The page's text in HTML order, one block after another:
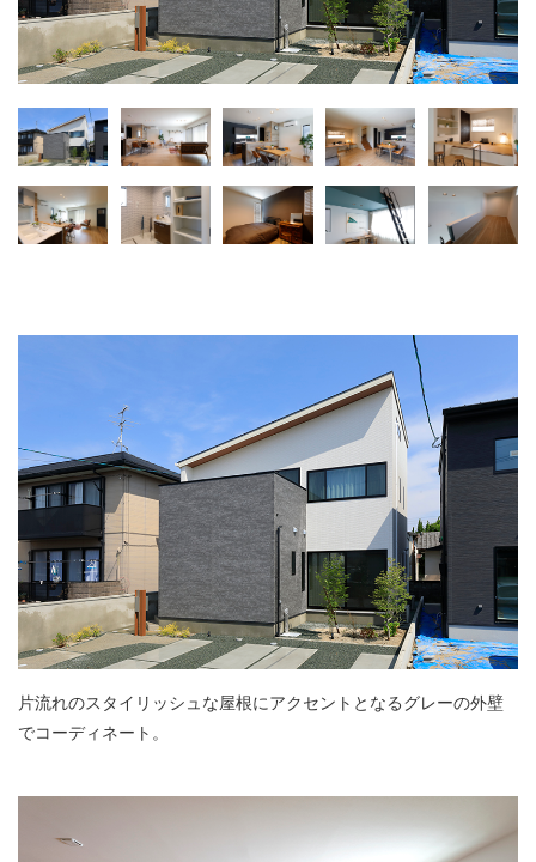
片流れのスタイリッシュな屋根にアクセントとなるグレーの外壁
でコーディネート。